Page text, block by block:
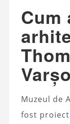
Cum
Muzeul de
fost